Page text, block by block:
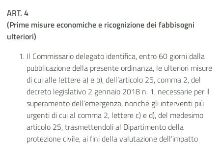
ART. 4
(Prime misure economiche e ricognizione dei fabbisogni
ulteriori)
Il Commissario delegato identifica, entro 60 giorni dalla
pubblicazione della presente ordinanza, le ulteriori misure
di cui alle lettere a) e b), dell’articolo 25, comma 2, del
decreto legislativo 2 gennaio 2018 n. 1, necessarie per il
superamento dell’emergenza, nonché gli interventi più
urgenti di cui al comma 2, lettere c) e d), del medesimo
articolo 25, trasmettendoli al Dipartimento della
protezione civile, ai fini della valutazione dell’impatto